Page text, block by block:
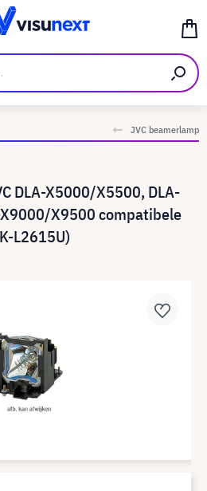
JVC beamerlamp
DLA-X5000/X5500, DLA-
X9500 compatibele
L2615U)